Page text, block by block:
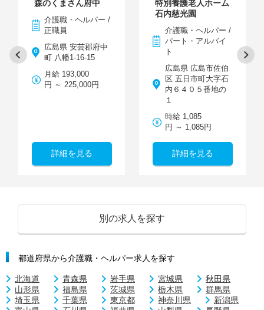
森のくまさん府中
介護職・ヘルパー /
正職員
広島県 安芸郡府中
町 八幡1-16-15
月給 193,000
円 ～ 225,000円
詳細を見る
特別養護老人ホーム
石内慈光園
介護職・ヘルパー /
パート・アルバイ
ト
広島県 広島市佐伯
区 五日市町大字石
内６４０５番地の
１
時給 1,085
円 ～ 1,085円
詳細を見る
別の求人を探す
都道府県から介護職・ヘルパー求人を探す
北海道 青森県 岩手県 宮城県
秋田県
山形県
福島県 茨城県 栃木県
群馬県
埼玉県
千葉県 東京都 神奈川県
新潟県